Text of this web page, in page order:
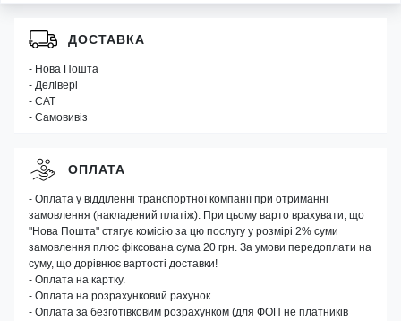
ДОСТАВКА
- Нова Пошта
- Делівері
- САТ
- Самовивіз
ОПЛАТА
- Оплата у відділенні транспортної компанії при отриманні
замовлення (накладений платіж). При цьому варто врахувати, що
"Нова Пошта" стягує комісію за цю послугу у розмірі 2% суми
замовлення плюс фіксована сума 20 грн. За умови передоплати на
суму, що дорівнює вартості доставки!
- Оплата на картку.
- Оплата на розрахунковий рахунок.
- Оплата за безготівковим розрахунком (для ФОП не платників